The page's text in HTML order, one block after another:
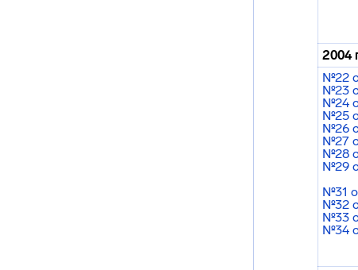
2004
№22
№23
№24
№25
№26
№27
№28
№29
№31
№32
№33
№34